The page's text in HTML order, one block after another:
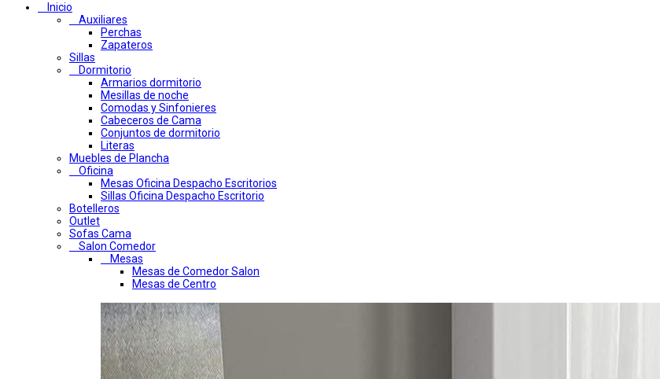
Inicio
Auxiliares
Perchas
Zapateros
Sillas
Dormitorio
Armarios dormitorio
Mesillas de noche
Comodas y Sinfonieres
Cabeceros de Cama
Conjuntos de dormitorio
Literas
Muebles de Plancha
Oficina
Mesas Oficina Despacho Escritorios
Sillas Oficina Despacho Escritorio
Botelleros
Outlet
Sofas Cama
Salon Comedor
Mesas
Mesas de Comedor Salon
Mesas de Centro